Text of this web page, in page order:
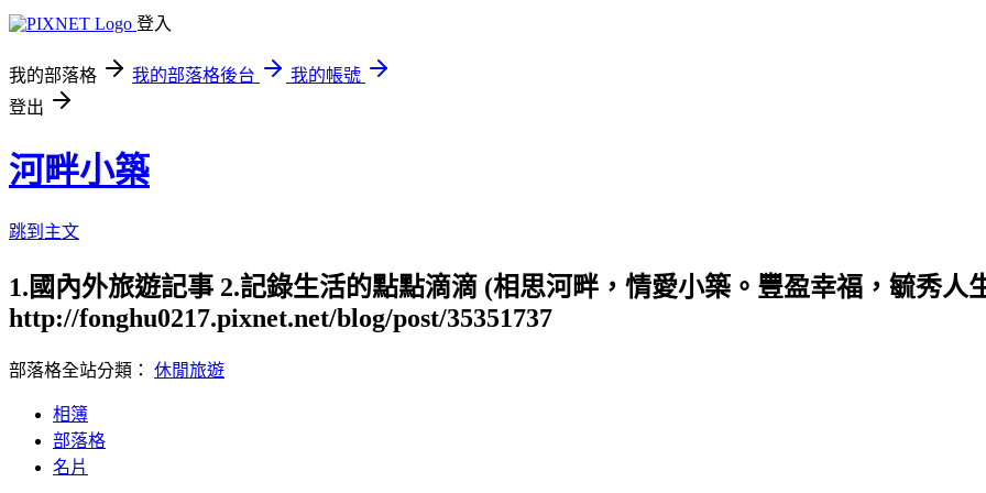
登入
我的部落格 我的部落格後台
我的帳號
登出
河畔小築
跳到主文
1.國內外旅遊記事 2.記錄生活的點點滴滴 (相思河畔，情愛小築。豐盈幸福，毓秀人
http://fonghu0217.pixnet.net/blog/post/35351737
部落格全站分類： 休閒旅遊
相簿
部落格
名片